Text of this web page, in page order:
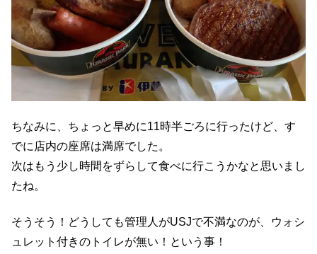
ちなみに、ちょっと早めに11時半ごろに行ったけど、す
でに店内の座席は満席でした。
次はもう少し時間をずらして食べに行こうかなと思いまし
たね。
そうそう！どうしても管理人がUSJで不満なのが、ウォシ
ュレット付きのトイレが無い！という事！